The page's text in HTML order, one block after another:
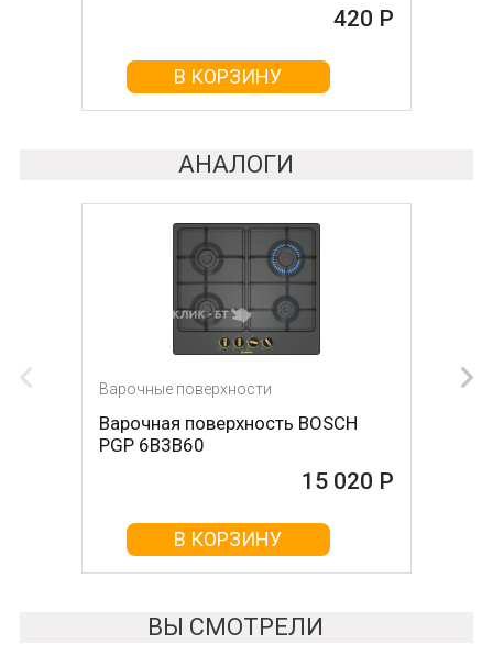
420 Р
В КОРЗИНУ
В КОРЗИНУ
АНАЛОГИ
Варочные поверхности
Варочная поверхность BOSCH
PGP 6B3B60
15 020 Р
В КОРЗИНУ
Варочные поверхности
Варочная поверхность OASIS P-
MNRT (B)
15 026 Р
В КОРЗИНУ
ВЫ СМОТРЕЛИ